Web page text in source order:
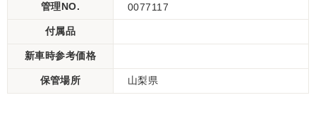
管理NO. 0077117
付属品
新車時参考価格
保管場所 山梨県